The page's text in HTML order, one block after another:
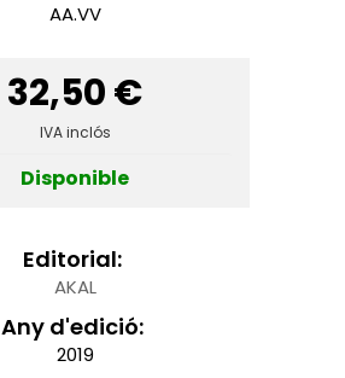
AA.VV
32,50 €
IVA inclós
Disponible
Editorial:
AKAL
Any d'edició:
2019